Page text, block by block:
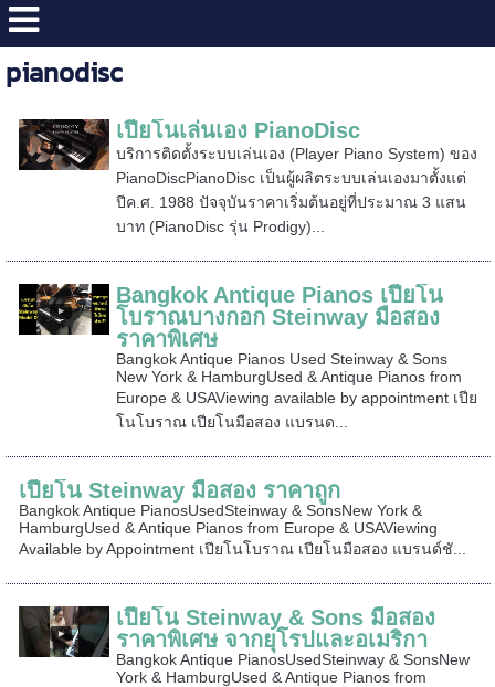
pianodisc
เปียโนเล่นเอง PianoDisc
บริการติดตั้งระบบเล่นเอง (Player Piano System) ของ
PianoDiscPianoDisc เป็นผู้ผลิตระบบเล่นเองมาตั้งแต่
ปีค.ศ. 1988 ปัจจุบันราคาเริ่มต้นอยู่ที่ประมาณ 3 แสน
บาท (PianoDisc รุ่น Prodigy)...
Bangkok Antique Pianos เปียโน
โบราณบางกอก Steinway มือสอง
ราคาพิเศษ
Bangkok Antique Pianos Used Steinway & Sons
New York & HamburgUsed & Antique Pianos from
Europe & USAViewing available by appointment เปีย
โนโบราณ เปียโนมือสอง แบรนด...
เปียโน Steinway มือสอง ราคาถูก
Bangkok Antique PianosUsedSteinway & SonsNew York &
HamburgUsed & Antique Pianos from Europe & USAViewing
Available by Appointment เปียโนโบราณ เปียโนมือสอง แบรนด์ชั...
เปียโน Steinway & Sons มือสอง
ราคาพิเศษ จากยุโรปและอเมริกา
Bangkok Antique PianosUsedSteinway & SonsNew
York & HamburgUsed & Antique Pianos from